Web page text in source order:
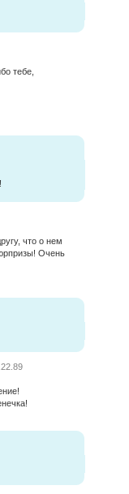
тебе,
что о нем
Очень